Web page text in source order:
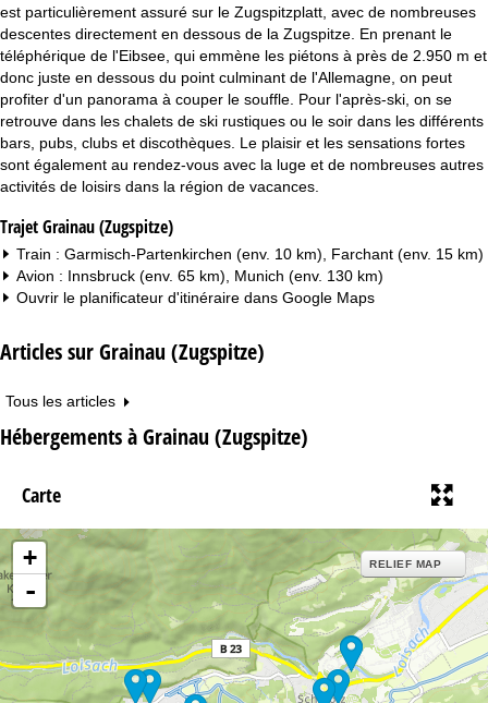
est particulièrement assuré sur le Zugspitzplatt, avec de nombreuses
descentes directement en dessous de la Zugspitze. En prenant le
téléphérique de l'Eibsee, qui emmène les piétons à près de 2.950 m et
donc juste en dessous du point culminant de l'Allemagne, on peut
profiter d'un panorama à couper le souffle. Pour l'après-ski, on se
retrouve dans les chalets de ski rustiques ou le soir dans les différents
bars, pubs, clubs et discothèques. Le plaisir et les sensations fortes
sont également au rendez-vous avec la luge et de nombreuses autres
activités de loisirs dans la région de vacances.
Trajet Grainau (Zugspitze)
Train : Garmisch-Partenkirchen (env. 10 km), Farchant (env. 15 km)
Avion : Innsbruck (env. 65 km), Munich (env. 130 km)
Ouvrir le planificateur d'itinéraire dans Google Maps
Articles sur Grainau (Zugspitze)
Tous les articles
Hébergements à Grainau (Zugspitze)
Carte
+
-
RELIEF MAP